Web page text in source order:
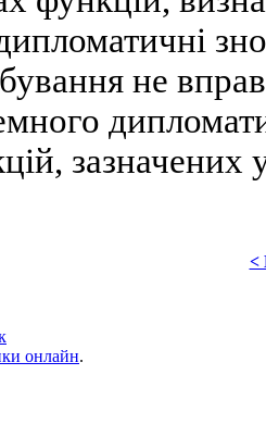
не
зазначених
<
онлайн.